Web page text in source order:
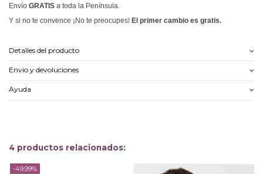
Envío GRATIS a toda la Península.
Y si no te convence ¡No te preocupes! El primer cambio es gratis.
Detalles del producto
Envío y devoluciones
Ayuda
4 productos relacionados:
-49,99%